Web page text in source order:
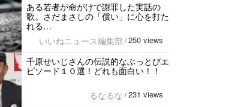
ある若者が命がけで謝罪した実話の
歌。さだまさしの「償い」に心を打た
れる…
いいねニュース編集部 / 250 views
千原せいじさんの伝説的なぶっとびエ
ピソード１０選！どれも面白い！！
るなるな / 231 views